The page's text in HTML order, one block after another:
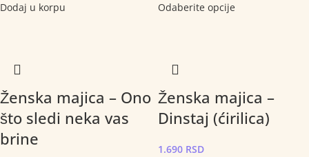
Dodaj u korpu
Odaberite opcije
Ženska majica – Ono
što sledi neka vas
brine
Ženska majica –
Dinstaj (ćirilica)
1.690 RSD